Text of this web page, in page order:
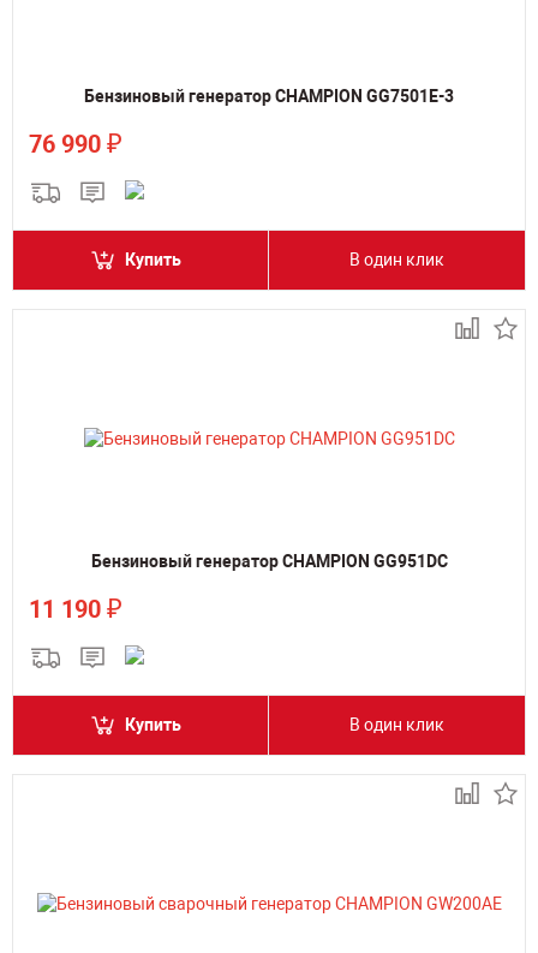
Бензиновый генератор CHAMPION GG7501E-3
76 990 ₽
Купить В один клик
Бензиновый генератор CHAMPION GG951DC
11 190 ₽
Купить В один клик